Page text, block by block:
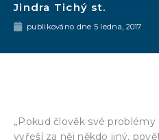
Jindra Tichý st.
publikováno dne 5 ledna, 2017
„Pokud člověk své problémy
vyřeší za něj někdo jiný,